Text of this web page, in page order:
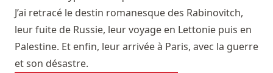
J’ai retracé le destin romanesque des Rabinovitch,
leur fuite de Russie, leur voyage en Lettonie puis en
Palestine. Et enfin, leur arrivée à Paris, avec la guerre
et son désastre.